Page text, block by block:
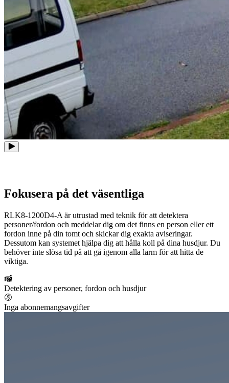
Fokusera på det väsentliga
RLK8-1200D4-A är utrustad med teknik för att detektera
personer/fordon och meddelar dig om det finns en person eller ett
fordon inne på din tomt och skickar dig exakta aviseringar.
Dessutom kan systemet hjälpa dig att hålla koll på dina husdjur. Du
behöver inte slösa tid på att gå igenom alla larm för att hitta de
viktiga.
Detektering av personer, fordon och husdjur
Inga abonnemangsavgifter